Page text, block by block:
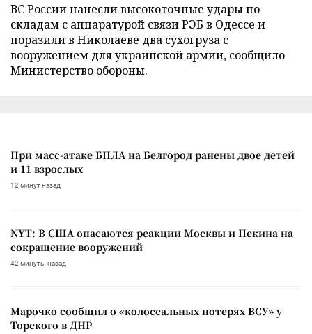
ВС России нанесли высокоточные удары по
складам с аппаратурой связи РЭБ в Одессе и
поразили в Николаеве два сухогруза с
вооружением для украинской армии, сообщило
Министерство обороны.
При масс-атаке БПЛА на Белгород ранены двое детей
и 11 взрослых
12 минут назад
NYT: В США опасаются реакции Москвы и Пекина на
сокращение вооружений
42 минуты назад
Марочко сообщил о «колоссальных потерях ВСУ» у
Торского в ДНР